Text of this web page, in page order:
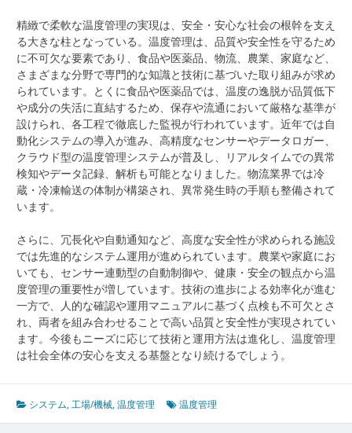
精緻で柔軟な温度管理の実現は、安全・安心な社会の根幹を支え
る大きな柱となっている。温度管理は、品質や安全性を守るため
に不可欠な要素であり、食品や医薬品、物流、農業、家庭など、
さまざまな分野で専門的な知識と技術に基づいた取り組みが求め
られています。とくに食品や医薬品では、温度の逸脱が品質低下
や成分の失活に直結するため、保存や流通において厳格な基準が
設けられ、各工程で徹底した監視が行われています。近年では自
動化システムの導入が進み、高精度なセンサーやデータロガー、
クラウド型の温度管理システムが普及し、リアルタイムでの異常
検知やデータ記録、解析も可能となりました。物流業界では冷
蔵・冷凍輸送の体制が構築され、異常発生時の手順も整備されて
います。
さらに、冗長化や自動通知など、高度な安全性が求められる施設
では先進的なシステム運用が進められています。農業や家庭にお
いても、センサー連動型の自動制御や、健康・安全の観点から温
度管理の重要性が増しています。技術の進歩による効率化が進む
一方で、人的な確認や運用マニュアルに基づく点検も不可欠とさ
れ、両者を組み合わせることで高い品質と安全性が実現されてい
ます。今後もニーズに応じて技術と運用方法は進化し、温度管理
は社会全体の安心を支える基盤となり続けるでしょう。
システム,工場/機械,温度管理 温度管理